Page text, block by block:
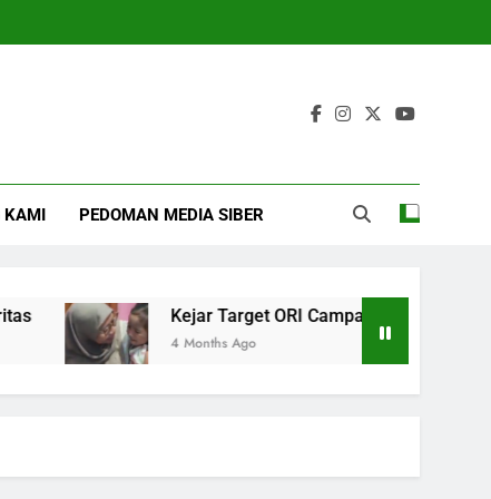
KAMI PEDOMAN MEDIA SIBER
Kejar Target ORI Campak, Puskesmas Bakti
4 Months Ago